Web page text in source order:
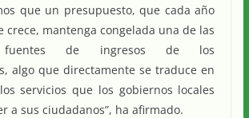
que un presupuesto, que cada año
crece, mantenga congelada una de las
fuentes de ingresos de los
algo que directamente se traduce en
servicios que los gobiernos locales
a sus ciudadanos”, ha afirmado.